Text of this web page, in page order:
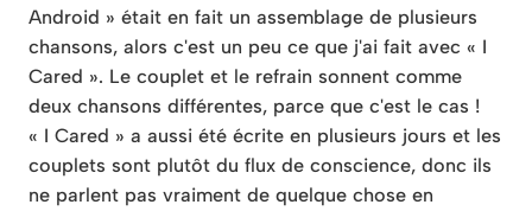
Android » était en fait un assemblage de plusieurs
chansons, alors c'est un peu ce que j'ai fait avec « I
Cared ». Le couplet et le refrain sonnent comme
deux chansons différentes, parce que c'est le cas !
« I Cared » a aussi été écrite en plusieurs jours et les
couplets sont plutôt du flux de conscience, donc ils
ne parlent pas vraiment de quelque chose en